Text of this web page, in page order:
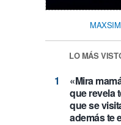
MAXSIM
LO MÁS
«Mira
que revela
que se
además te